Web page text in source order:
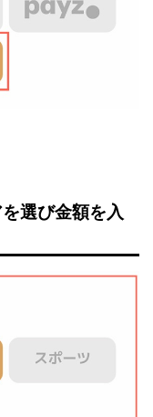
選び金額を入